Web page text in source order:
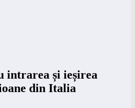
intrarea și ieșirea
din Italia